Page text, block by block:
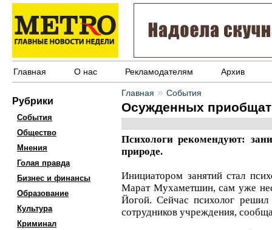
Главная О нас Рекламодателям Архив
Рубрики
События
Общество
Мнения
Голая правда
Бизнес и финансы
Образование
Культура
Криминал
Главная » События
Осужденных приобщат
Психологи рекомендуют:
природе.
Инициатором занятий стал
Марат Мухаметшин, сам уже
Йогой. Сейчас психолог
сотрудников учреждения,